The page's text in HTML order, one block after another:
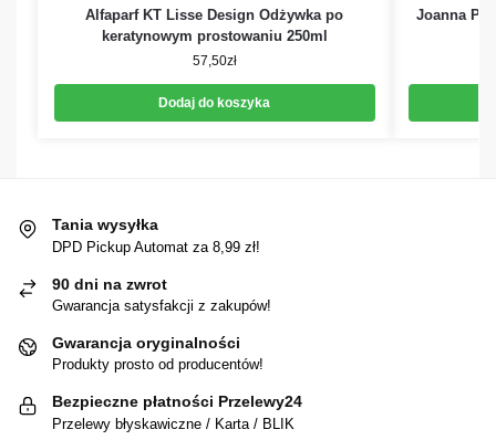
Alfaparf KT Lisse Design Odżywka po
keratynowym prostowaniu 250ml
57,50zł
Dodaj do koszyka
Joanna
Tania wysyłka
DPD Pickup Automat za 8,99 zł!
90 dni na zwrot
Gwarancja satysfakcji z zakupów!
Gwarancja oryginalności
Produkty prosto od producentów!
Bezpieczne płatności Przelewy24
Przelewy błyskawiczne / Karta / BLIK